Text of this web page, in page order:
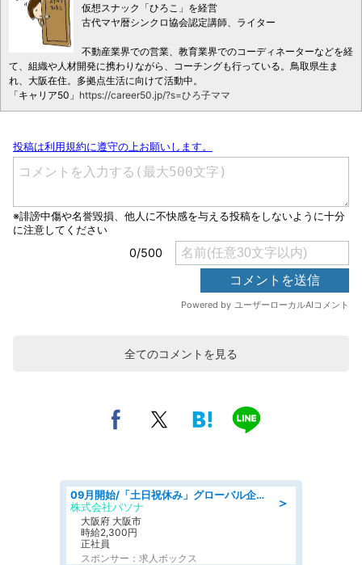
仮想スナック「ひろこ」を経営
古代マヤ暦シンクロ協会認定講師、ライター
不動産業界での営業、教育業界でのコーディネーターなどを経
て、組織や人材開発に携わりながら、コーチングも行っている。鳥取県生ま
れ、大阪在住。多拠点生活に向けて活動中。
「キャリア50」 https://career50.jp/?s=ひろ子ママ
全てのコメントを見る
＞
09月開始/「土日祝休み」グローバル企業での産業保健のお仕事/保健師/高時給/残業なし/服装自由
株式会社パソナ
大阪府 大阪市
時給2,300円
正社員
スポンサー：求人ボックス